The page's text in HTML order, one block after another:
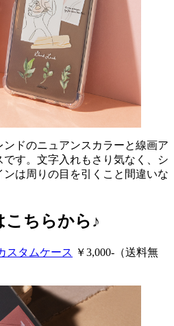
ドのニュアンスカラーと線画ア
す。文字入れもさり気なく、シ
は周りの目を引くこと間違いな
こちらから♪
スタムケース ￥3,000-（送料無